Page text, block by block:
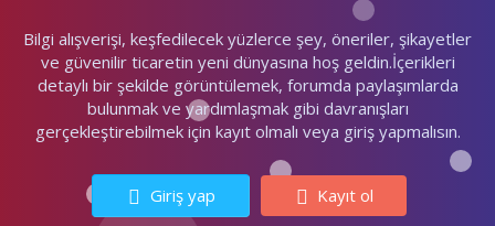
Bilgi alışverişi, keşfedilecek yüzlerce şey, öneriler, şikayetler
ve güvenilir ticaretin yeni dünyasına hoş geldin.İçerikleri
detaylı bir şekilde görüntülemek, forumda paylaşımlarda
bulunmak ve yardımlaşmak gibi davranışları
gerçekleştirebilmek için kayıt olmalı veya giriş yapmalısın.
Giriş yap Kayıt ol